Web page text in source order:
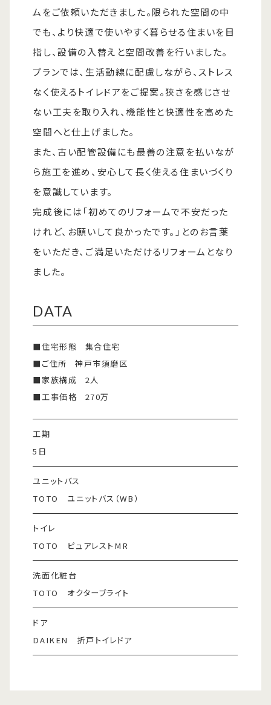
ムをご依頼いただきました。限られた空間の中
でも、より快適で使いやすく暮らせる住まいを目
指し、設備の入替えと空間改善を行いました。
プランでは、生活動線に配慮しながら、ストレス
なく使えるトイレドアをご提案。狭さを感じさせ
ない工夫を取り入れ、機能性と快適性を高めた
空間へと仕上げました。
また、古い配管設備にも最善の注意を払いなが
ら施工を進め、安心して長く使える住まいづくり
を意識しています。
完成後には「初めてのリフォームで不安だった
けれど、お願いして良かったです。」とのお言葉
をいただき、ご満足いただけるリフォームとなり
ました。
DATA
■住宅形態
集合住宅
■ご住所
神戸市須磨区
■家族構成
2人
■工事価格
270万
工期
5日
ユニットバス
TOTO ユニットバス（WB）
トイレ
TOTO ピュアレストMR
洗面化粧台
TOTO オクターブライト
ドア
DAIKEN 折戸トイレドア